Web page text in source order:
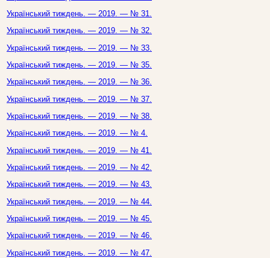
Український тиждень. — 2019. — № 31.
Український тиждень. — 2019. — № 32.
Український тиждень. — 2019. — № 33.
Український тиждень. — 2019. — № 35.
Український тиждень. — 2019. — № 36.
Український тиждень. — 2019. — № 37.
Український тиждень. — 2019. — № 38.
Український тиждень. — 2019. — № 4.
Український тиждень. — 2019. — № 41.
Український тиждень. — 2019. — № 42.
Український тиждень. — 2019. — № 43.
Український тиждень. — 2019. — № 44.
Український тиждень. — 2019. — № 45.
Український тиждень. — 2019. — № 46.
Український тиждень. — 2019. — № 47.